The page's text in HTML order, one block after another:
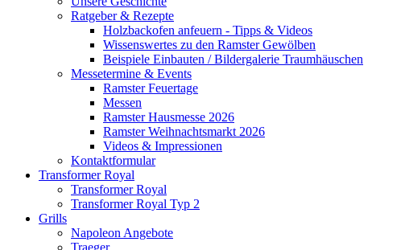
Ratgeber & Rezepte
Holzbackofen anfeuern - Tipps & Videos
Wissenswertes zu den Ramster Gewölben
Beispiele Einbauten / Bildergalerie Traumhäuschen
Messetermine & Events
Ramster Feuertage
Messen
Ramster Hausmesse 2026
Ramster Weihnachtsmarkt 2026
Videos & Impressionen
Kontaktformular
Transformer Royal
Transformer Royal
Transformer Royal Typ 2
Grills
Napoleon Angebote
Traeger